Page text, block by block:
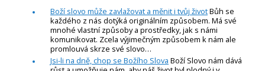
Boží slovo může zavlažovat a měnit i tvůj životBůh se
každého z nás dotýká originálním způsobem. Má své
mnohé vlastní způsoby a prostředky, jak s námi
komunikovat. Zcela výjimečným způsobem k nám ale
promlouvá skrze své slovo…
Jsi-li na dně, chop se Božího Slova Boží Slovo nám dává